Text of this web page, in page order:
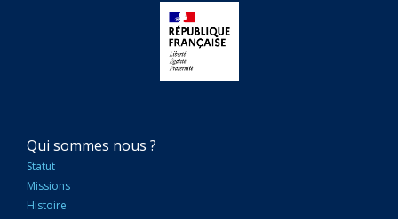
NAVIGATION
PRINCIPALE
Qui sommes nous ?
Statut
Missions
Histoire